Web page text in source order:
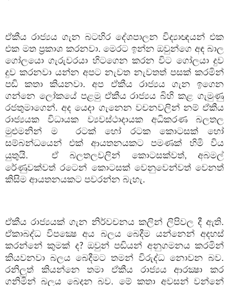
ඒකීය රාජ්‍යය ගැන බටහිර දේශපාලන විද්‍යාඥයන් එක
එක මත ප්‍රකාශ කරනවා. මෙරට ඉන්න ඔවුන්ගෙ අඳ බාල
ගෝලයො ගැරුවරයා හිටගෙන කරන විට ගෝලයා දුව
දුව කරනවා යන්න අපට නැවත නැවතත් පසක් කරමින්
පඬි කතා කියනවා. අප ඒකීය රාජ්‍යය ගැන ඉගෙන
ගන්නෙ ලෝකයේ පළමු ඒකීය රාජ්‍යය බිහි කළ ගැමුණු
රජතුමාගෙන්. අද යෙදා ගැනෙන වචනවලින් නම් ඒකීය
රාජ්‍යයක විධායක ව්‍යවස්ථාදායක අධිකරණ බලතල
මුළුමනින් ම
රටක් හෝ රටක කොටසක් හෝ
සම්බන්ධයෙන් එක් ආයතනයකට පමණක් හිමි විය
යුතුයි.
ඒ බලතලවලින් කොටසක්වත්,අබමල්
රේණුවක්වත් රටෙන් කොටසක් වෙනුවෙන්වත් වෙනත්
කිසිම ආයතනයකට පවරන්න බැහැ.
ඒකීය රාජ්‍යයක් ගැන නිර්වචනය කලින් ලිපිවල දී ඇති.
ඒකාබද්ධ විපක්‍ෂෙ අය බලය බෙදීම යන්නෙන් අදහස්
කරන්නේ කුමක් ද?ඔවුන් පඬියන් අනුගමනය කරමින්
කියවනවා බලය බෙදීමට තමන් විරුද්ධ නොවන බව.
රනිලුත් කියන්නෙ තමා ඒකීය රාජ්‍යය ආරක්‍ෂා කර
ගනිමින් බලය බෙදන බව. මේ කතා අවසන් වන්නේ